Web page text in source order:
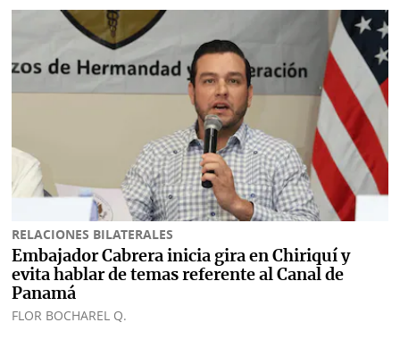
RELACIONES BILATERALES
Embajador Cabrera inicia gira en Chiriquí y
evita hablar de temas referente al Canal de
Panamá
FLOR BOCHAREL Q.